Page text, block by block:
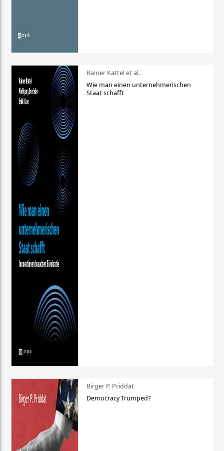
Rainer Kattel et al.
Wie man einen unternehmerischen
Staat schafft
Birger P. Priddat
Democracy Trumped?